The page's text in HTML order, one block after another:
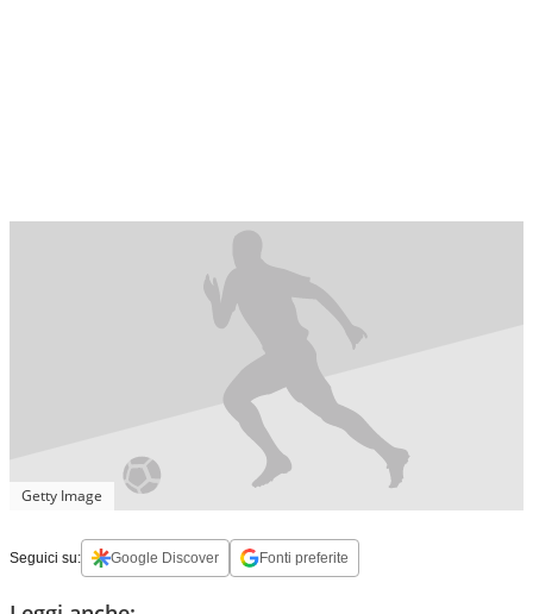
Getty Image
Seguici su: Google Discover Fonti preferite